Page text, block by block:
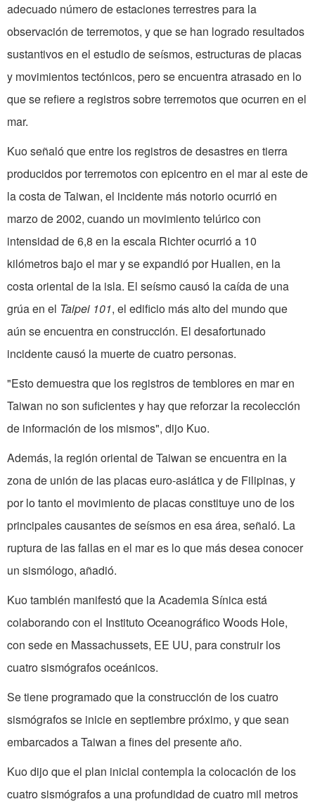
adecuado número de estaciones terrestres para la
observación de terremotos, y que se han logrado resultados
sustantivos en el estudio de seísmos, estructuras de placas
y movimientos tectónicos, pero se encuentra atrasado en lo
que se refiere a registros sobre terremotos que ocurren en el
mar.
Kuo señaló que entre los registros de desastres en tierra
producidos por terremotos con epicentro en el mar al este de
la costa de Taiwan, el incidente más notorio ocurrió en
marzo de 2002, cuando un movimiento telúrico con
intensidad de 6,8 en la escala Richter ocurrió a 10
kilómetros bajo el mar y se expandió por Hualien, en la
costa oriental de la isla. El seísmo causó la caída de una
grúa en el Taipei 101, el edificio más alto del mundo que
aún se encuentra en construcción. El desafortunado
incidente causó la muerte de cuatro personas.
"Esto demuestra que los registros de temblores en mar en
Taiwan no son suficientes y hay que reforzar la recolección
de información de los mismos", dijo Kuo.
Además, la región oriental de Taiwan se encuentra en la
zona de unión de las placas euro-asiática y de Filipinas, y
por lo tanto el movimiento de placas constituye uno de los
principales causantes de seísmos en esa área, señaló. La
ruptura de las fallas en el mar es lo que más desea conocer
un sismólogo, añadió.
Kuo también manifestó que la Academia Sínica está
colaborando con el Instituto Oceanográfico Woods Hole,
con sede en Massachussets, EE UU, para construir los
cuatro sismógrafos oceánicos.
Se tiene programado que la construcción de los cuatro
sismógrafos se inicie en septiembre próximo, y que sean
embarcados a Taiwan a fines del presente año.
Kuo dijo que el plan inicial contempla la colocación de los
cuatro sismógrafos a una profundidad de cuatro mil metros